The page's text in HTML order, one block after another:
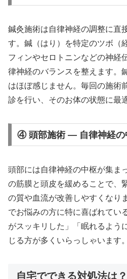
鍼灸施術は自律神経の調整に直
す。鍼（はり）を特定のツボ（
フィンやセロトニンなどの神経
律神経のバランスを整えます。
はほぼ感じません。毎回の施術
診を行い、そのお体の状態に最
④ 頭部施術 — 自律神経の
頭部には自律神経の中枢が集ま
の筋膜と頭皮を緩めることで、
の質や血流が改善しやすくなり
でお悩みの方に特に喜ばれてい
がスッキリした」「眠れるよう
じる方が多くいらっしゃいます。
自宅でできる対処法は？